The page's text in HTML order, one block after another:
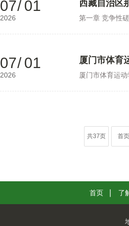
07/ 01
2026
西藏自治区
第一章 竞争性
07/ 01
2026
厦门市体育
厦门市体育运
共37页 首页
首页 了